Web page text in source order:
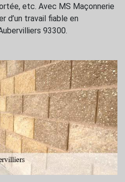
etc. Avec MS Maçonnerie
d’un travail fiable en
93300.